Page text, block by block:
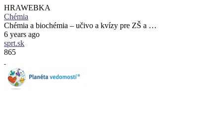
HRAWEBKA
Chémia
Chémia a biochémia – učivo a kvízy pre ZŠ a …
6 years ago
sprt.sk
865